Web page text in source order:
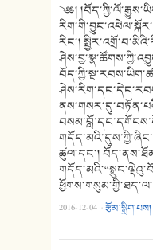
༄༅།
རིང་།
ཚུལ་དང་།
2016-12-04 ·རྩོམ་སྒྲིག་པས།